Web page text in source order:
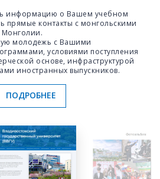
информацию о Вашем учебном
прямые контакты с монгольскими
молодежь с Вашими
условиями поступления
основе, инфраструктурой
иностранных выпускников.
ПОДРОБНЕЕ